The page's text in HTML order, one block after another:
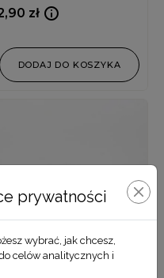
zł
DODAJ DO KOSZYKA
prywatności
wybrać, jak chcesz,
celów analitycznych i